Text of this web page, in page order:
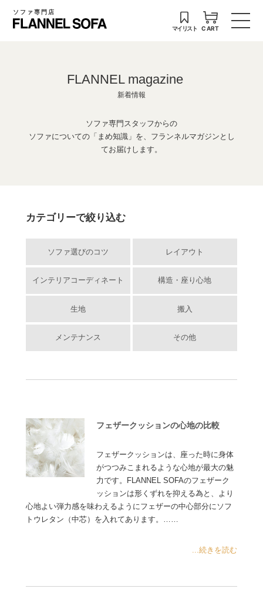
ソファ専門店
マイリスト CART
FLANNEL magazine
新着情報
ソファ専門スタッフからの
ソファについての「まめ知識」を、フランネルマガジンとし
てお届けします。
カテゴリーで絞り込む
ソファ選びのコツ レイアウト
インテリアコーディネート 構造・座り心地
生地 搬入
メンテナンス その他
フェザークッションの心地の比較
フェザークッションは、座った時に身体
がつつみこまれるような心地が最大の魅
力です。FLANNEL SOFAのフェザーク
ッションは形くずれを抑える為と、より
心地よい弾力感を味わえるようにフェザーの中心部分にソフ
トウレタン（中芯）を入れてあります。……
...続きを読む